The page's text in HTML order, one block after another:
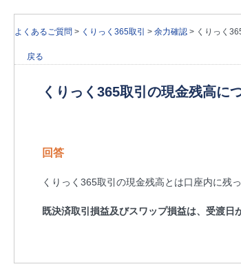
よくあるご質問 > くりっく365取引 > 余力確認 > くりっく
戻る
くりっく365取引の現金残高に
回答
くりっく365取引の現金残高とは口座内に残
既決済取引損益及びスワップ損益は、受渡日